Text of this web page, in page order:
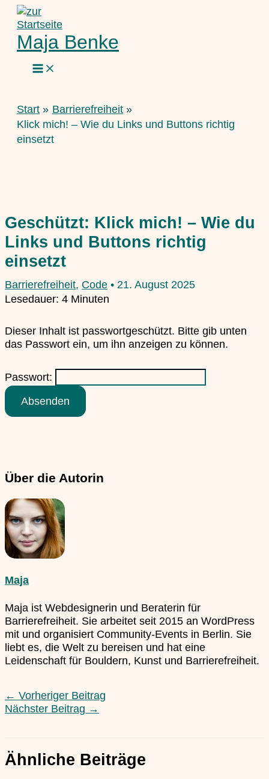
Zum
Inhalt
springen
Maja Benke
Start
Barrierefreiheit
Klick mich! – Wie du Links und Buttons richtig
einsetzt
Geschützt: Klick mich! – Wie du
Links und Buttons richtig
einsetzt
Barrierefreiheit, Code • 21. August 2025
Lesedauer: 4 Minuten
Dieser Inhalt ist passwortgeschützt. Bitte gib unten
das Passwort ein, um ihn anzeigen zu können.
Passwort:
Über die Autorin
Maja
Maja ist Webdesignerin und Beraterin für
Barrierefreiheit. Sie arbeitet seit 2015 an WordPress
mit und organisiert Community-Events in Berlin. Sie
liebt es, die Welt zu bereisen und hat eine
Leidenschaft für Bouldern, Kunst und Barrierefreiheit.
← Vorheriger Beitrag
Nächster Beitrag →
Ähnliche Beiträge